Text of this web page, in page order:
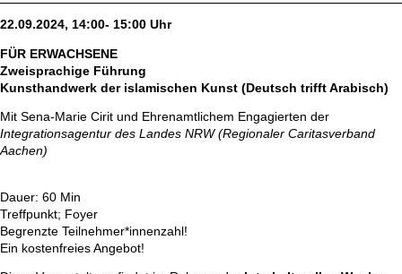
22.09.2024, 14:00- 15:00 Uhr
FÜR ERWACHSENE
Zweisprachige Führung
Kunsthandwerk der islamischen Kunst (Deutsch trifft Arabisch)
Mit Sena-Marie Cirit und Ehrenamtlichem Engagierten der
Integrationsagentur des Landes NRW (Regionaler Caritasverband
Aachen)
Dauer: 60 Min
Treffpunkt; Foyer
Begrenzte Teilnehmer*innenzahl!
Ein kostenfreies Angebot!